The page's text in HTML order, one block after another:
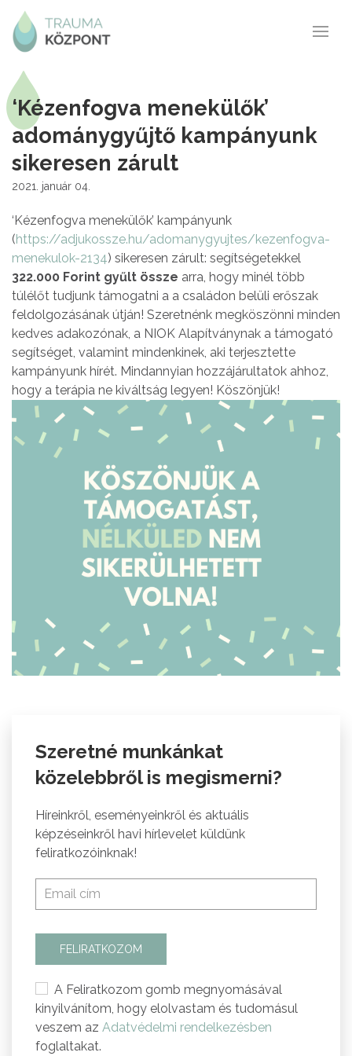
‘Kézenfogva menekülők’
adománygyűjtő kampányunk
sikeresen zárult
2021. január 04.
‘Kézenfogva menekülők’ kampányunk
(https://adjukossze.hu/adomanygyujtes/kezenfogva-
menekulok-2134) sikeresen zárult: segítségetekkel
322.000 Forint gyűlt össze arra, hogy minél több
túlélőt tudjunk támogatni a a családon belüli erőszak
feldolgozásának útján! Szeretnénk megköszönni minden
kedves adakozónak, a NIOK Alapítványnak a támogató
segítséget, valamint mindenkinek, aki terjesztette
kampányunk hírét. Mindannyian hozzájárultatok ahhoz,
hogy a terápia ne kiváltság legyen! Köszönjük!
Szeretné munkánkat
közelebbről is megismerni?
Híreinkről, eseményeinkről és aktuális
képzéseinkről havi hírlevelet küldünk
feliratkozóinknak!
FELIRATKOZOM
A Feliratkozom gomb megnyomásával
kinyilvánítom, hogy elolvastam és tudomásul
veszem az Adatvédelmi rendelkezésben
foglaltakat.